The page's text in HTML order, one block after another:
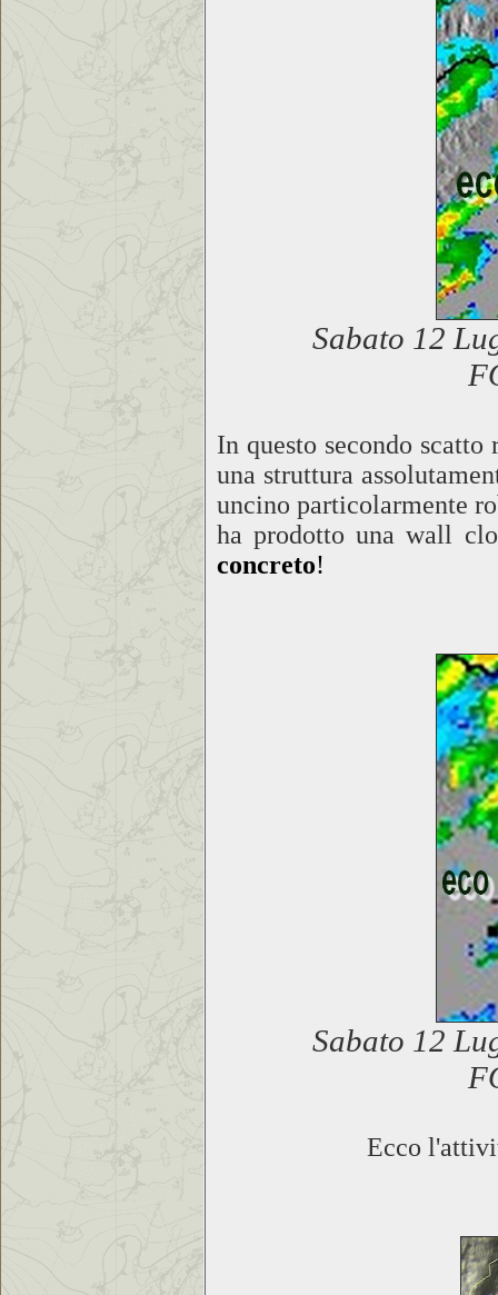
Sabato 12
In questo secondo
una struttura
uncino particolarmente
ha prodotto una wall
concreto!
Sabato 12
Ecco